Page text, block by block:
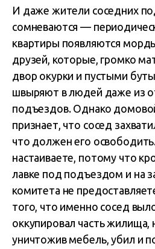
И даже жители соседних
сомневаются —
квартиры появляются
друзей, которые, громко
двор окурки и пустыми
швыряют в людей даже из
подъездов. Однако
признает, что сосед
что должен его
настаиваете, потому что
лавке под подъездом и на
комитета не
того, что именно сосед
оккупировал часть жилища,
уничтожив мебель, убил и